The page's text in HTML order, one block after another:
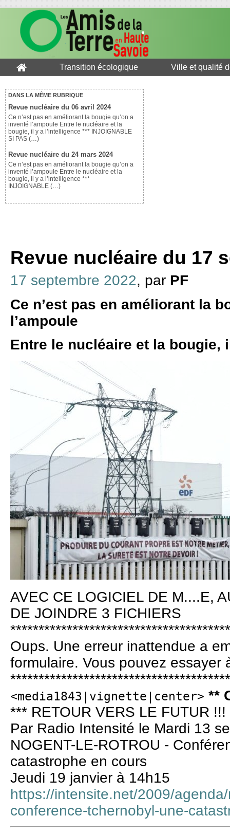
Transition écologique Ville et qualité
DANS LA MÊME RUBRIQUE
Revue nucléaire du 06 avril 2024
Ce n’est pas en améliorant la bougie qu’on a
inventé l’ampoule Entre le nucléaire et la
bougie, il y a l’intelligence *** INJOIGNABLE
SI PAS (…)
Revue nucléaire du 24 mars 2024
Ce n’est pas en améliorant la bougie qu’on a
inventé l’ampoule Entre le nucléaire et la
bougie, il y a l’intelligence ***
INJOIGNABLE (…)
Revue nucléaire du 17
17 septembre 2022, par PF
Ce n’est pas en améliorant la
l’ampoule
Entre le nucléaire et la bougie,
AVEC CE LOGICIEL DE M....E,
DE JOINDRE 3 FICHIERS
Oups. Une erreur inattendue a
formulaire. Vous pouvez essayer
<media1843|vignette|center> **
*** RETOUR VERS LE FUTUR !!!
Par Radio Intensité le Mardi 13
NOGENT-LE-ROTROU -
catastrophe en cours
Jeudi 19 janvier à 14h15
https://intensite.net/2009/
conference-tchernobyl-une-